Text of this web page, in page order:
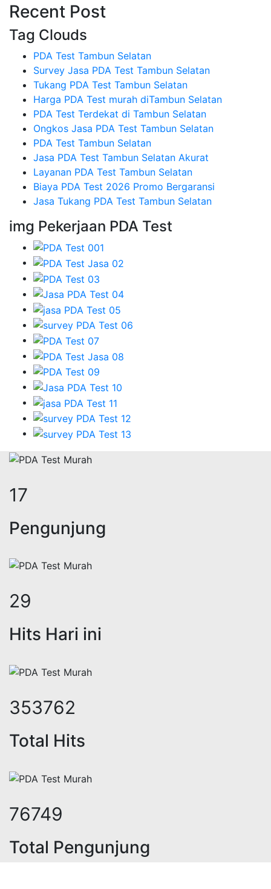
Recent Post
Tag Clouds
PDA Test Tambun Selatan
Survey Jasa PDA Test Tambun Selatan
Tukang PDA Test Tambun Selatan
Harga PDA Test murah diTambun Selatan
PDA Test Terdekat di Tambun Selatan
Ongkos Jasa PDA Test Tambun Selatan
PDA Test Tambun Selatan
Jasa PDA Test Tambun Selatan Akurat
Layanan PDA Test Tambun Selatan
Biaya PDA Test 2026 Promo Bergaransi
Jasa Tukang PDA Test Tambun Selatan
img Pekerjaan PDA Test
22
Pengunjung
35
Hits Hari ini
436164
Total Hits
94699
Total Pengunjung